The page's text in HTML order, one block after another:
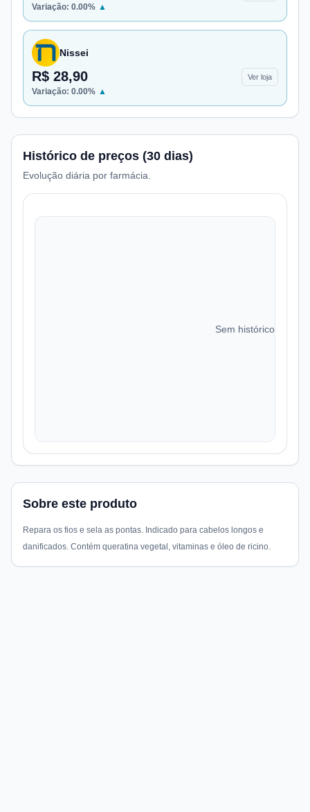
Variação: 0.00% ▲
Nissei
R$ 28,90 Ver loja
Variação: 0.00% ▲
Histórico de preços (30 dias)
Evolução diária por farmácia.
Sem histórico de
Sobre este produto
Repara os fios e sela as pontas. Indicado para cabelos longos e
danificados. Contém queratina vegetal, vitaminas e óleo de ricino.